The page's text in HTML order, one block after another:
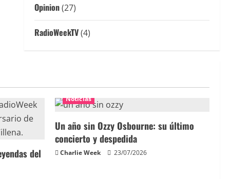
Opinion(27)
RadioWeekTV(4)
del
Noticias
Un año sin Ozzy Osbourne: su último
concierto y despedida
Charlie Week 23/07/2026